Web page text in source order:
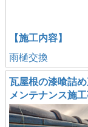
【施工内容】
雨樋交換
瓦屋根の漆喰詰
メンテナンス施工